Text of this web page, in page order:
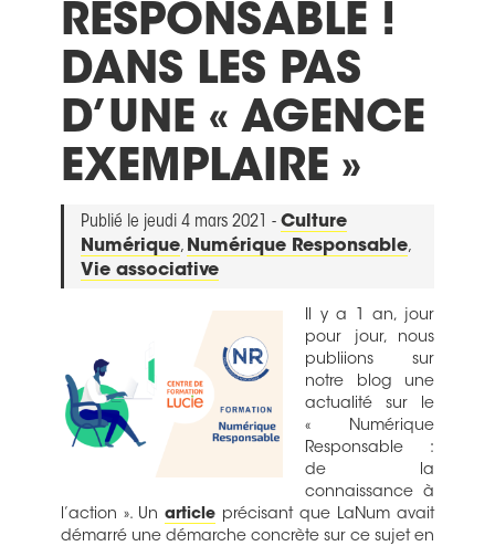
RESPONSABLE !
DANS LES PAS
D’UNE « AGENCE
EXEMPLAIRE »
Publié le jeudi 4 mars 2021 - Culture
Numérique, Numérique Responsable,
Vie associative
Il y a 1 an, jour
pour jour, nous
publiions sur
notre blog une
actualité sur le
« Numérique
Responsable :
de la
connaissance à
l’action ». Un article précisant que LaNum avait
démarré une démarche concrète sur ce sujet en